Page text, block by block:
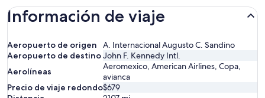
Información de viaje
Aeropuerto de origen
A. Internacional Augusto C. Sandino
Aeropuerto de destinoJohn F. Kennedy Intl.
Aerolíneas
Aeromexico, American Airlines, Copa,
avianca
Precio de viaje redondo$679